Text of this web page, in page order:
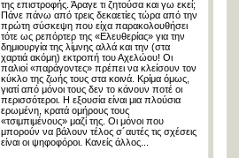
της επιστροφής. Άραγε τι ζητούσα και γω εκεί;
Πάνε πάνω από τρεις δεκαετίες τώρα από την
πρώτη σύσκεψη που είχα παρακολουθήσει
τότε ως ρεπόρτερ της «Ελευθερίας» για την
δημιουργία της λίμνης αλλά και την (στα
χαρτιά ακόμη) εκτροπή του Αχελώου! Οι
παλιοί «παράγοντες» πρέπει να κλείσουν τον
κύκλο της ζωής τους στα κοινά. Κρίμα όμως,
γιατί από μόνοι τους δεν το κάνουν ποτέ οι
περισσότεροι. Η εξουσία είναι μια πλούσια
ερωμένη, κρατά ομήρους τους
«τσιμπιμένους» μαζί της. Οι μόνοι που
μπορούν να βάλουν τέλος σ´αυτές τις σχέσεις
είναι οι ψηφοφόροι. Κανείς άλλος...